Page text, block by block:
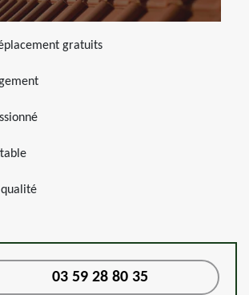
gratuits
03 59 28 80 35